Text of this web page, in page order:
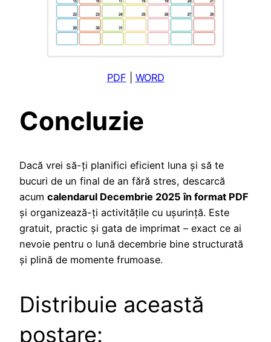
PDF WORD
Concluzie
Dacă vrei să-ți planifici eficient luna și să te
bucuri de un final de an fără stres, descarcă
acum calendarul Decembrie 2025 în format PDF
și organizează-ți activitățile cu ușurință. Este
gratuit, practic și gata de imprimat – exact ce ai
nevoie pentru o lună decembrie bine structurată
și plină de momente frumoase.
Distribuie această
postare: